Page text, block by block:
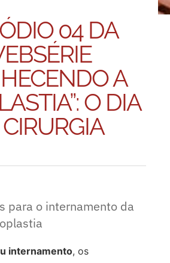
04 DA
A
O DIA
para o internamento da
internamento, os